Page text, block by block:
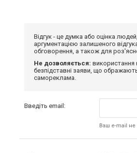
Відгук - це думка або оцінка
аргументацією залишеного
обговорення, а також для
Не дозволяється: використання
безпідставні заяви, що ображають
самореклама.
Введіть email:
Ваш e-mail не